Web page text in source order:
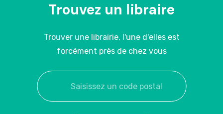
Trouvez un libraire
Trouver une librairie, l'une d'elles est
forcément près de chez vous